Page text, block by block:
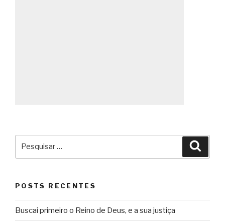
POSTS RECENTES
Buscai primeiro o Reino de Deus, e a sua justiça